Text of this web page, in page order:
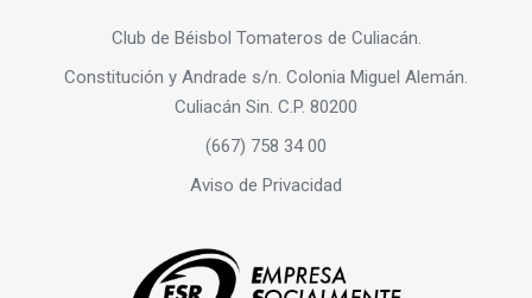
Club de Béisbol Tomateros de Culiacán.
Constitución y Andrade s/n. Colonia Miguel Alemán.
Culiacán Sin. C.P. 80200
(667) 758 34 00
Aviso de Privacidad